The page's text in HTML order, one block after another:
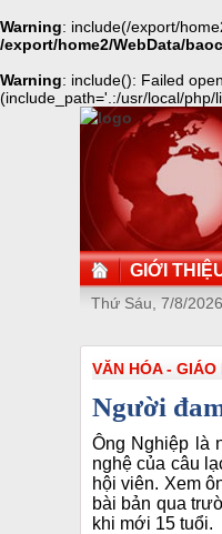
Warning: include(/export/
/export/home2/WebData/
Warning: include(): Failed
(include_path='.:/usr/local/php/
GIỚI
Thứ Sáu, 7/8/
VĂN HÓA - GIÁO
Người
Ông Nghiệp là
nghệ của câu
hội viên. Xem
bài bản qua
khi mới 15 tuổi.